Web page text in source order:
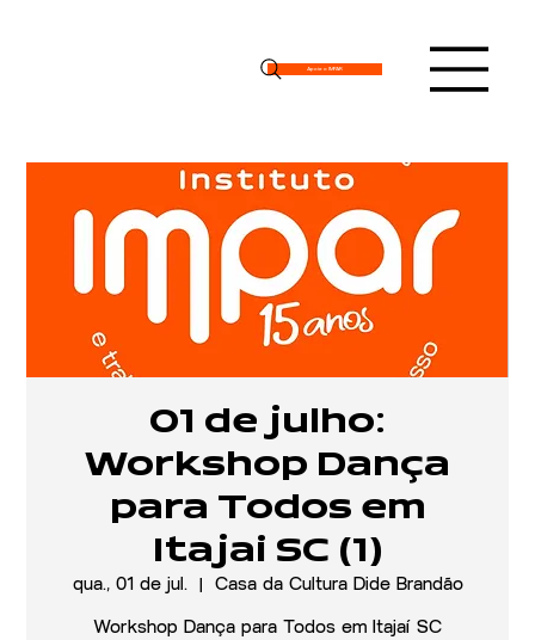
Apoie o IMPAR
01 de julho:
Workshop Dança
para Todos em
Itajai SC (1)
qua., 01 de jul.
  |
Casa da Cultura Dide Brandão
Workshop Dança para Todos em Itajaí SC